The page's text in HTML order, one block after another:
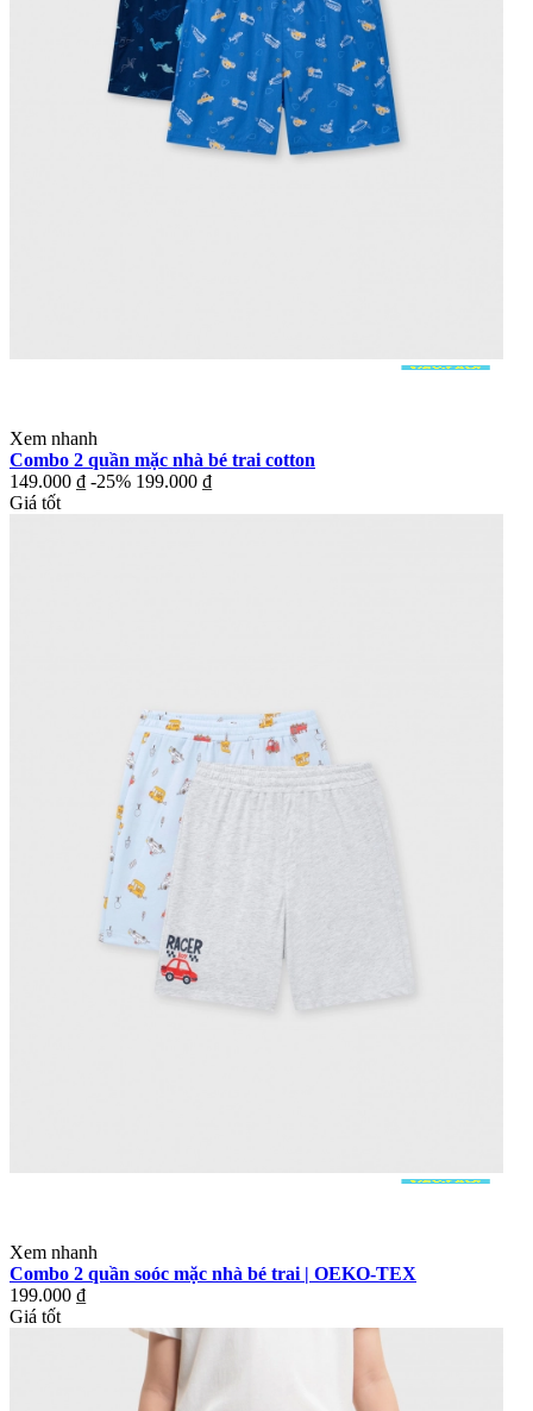
Xem nhanh
Combo 2 quần mặc nhà bé trai cotton
149.000 ₫ -25% 199.000 ₫
Giá tốt
Xem nhanh
Combo 2 quần soóc mặc nhà bé trai | OEKO-TEX
199.000 ₫
Giá tốt